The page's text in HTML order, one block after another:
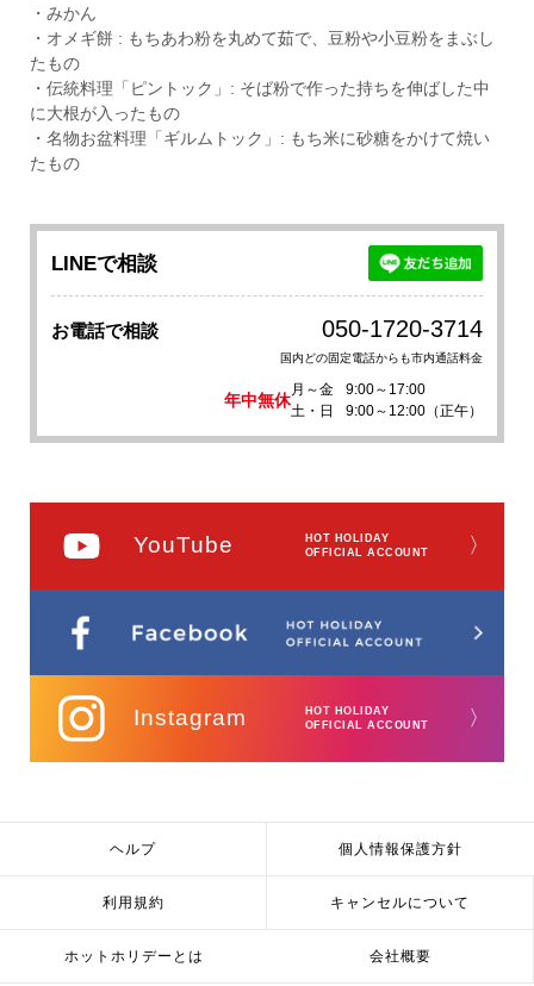
・みかん
・オメギ餅 : もちあわ粉を丸めて茹で、豆粉や小豆粉をまぶし
たもの
・伝統料理「ピントック」: そば粉で作った持ちを伸ばした中
に大根が入ったもの
・名物お盆料理「ギルムトック」: もち米に砂糖をかけて焼い
たもの
LINEで相談
お電話で相談 050-1720-3714
国内どの固定電話からも市内通話料金
年中無休
月～金
9:00～17:00
土・日
9:00～12:00（正午）
YouTube
HOT HOLIDAY
OFFICIAL ACCOUNT
〉
Instagram
HOT HOLIDAY
OFFICIAL ACCOUNT
〉
ヘルプ 個人情報保護方針
利用規約 キャンセルについて
ホットホリデーとは 会社概要